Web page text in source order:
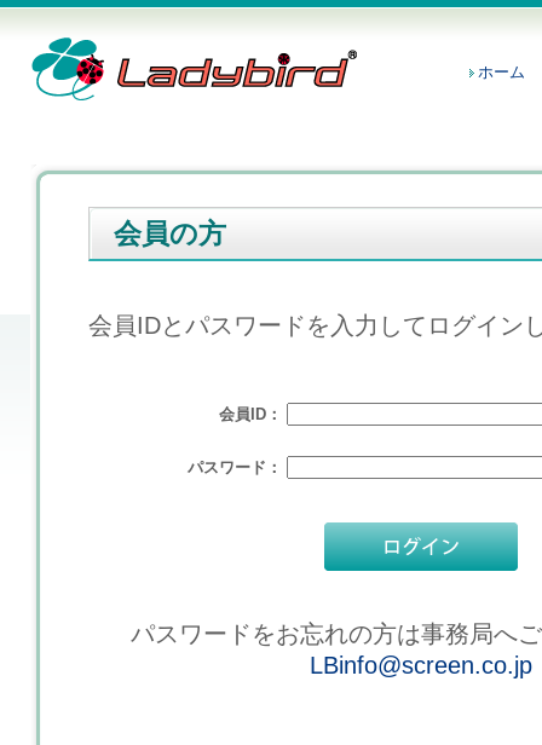
ホーム
会員の方
会員IDとパスワードを入力してログイン
会員ID：
パスワード：
パスワードをお忘れの方は事務局へ
LBinfo@screen.co.jp